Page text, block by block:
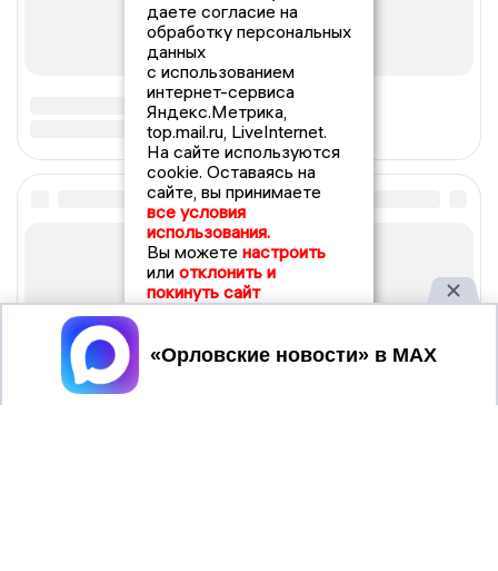
даете согласие на
обработку персональных
данных
с использованием
интернет-сервиса
Яндекс.Метрика,
top.mail.ru, LiveInternet.
На сайте используются
cookie. Оставаясь на
сайте, вы принимаете
все условия
использования.
Вы можете настроить
или отклонить и
покинуть сайт
Принять